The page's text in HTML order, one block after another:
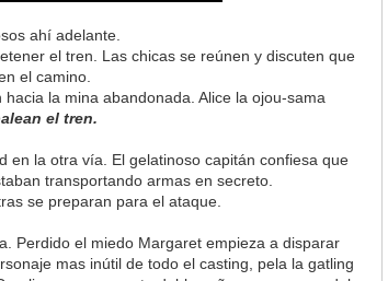
ahí adelante.
el tren. Las chicas se reúnen y discuten que
el camino.
la mina abandonada. Alice la ojou-sama
el tren.
en la otra vía. El gelatinoso capitán confiesa que
transportando armas en secreto.
se preparan para el ataque.
Perdido el miedo Margaret empieza a disparar
mas inútil de todo el casting, pela la gatling